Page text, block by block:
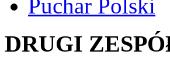
Puchar Polski
DRUGI